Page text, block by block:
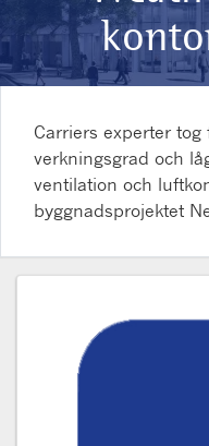
Carriers experter
verkningsgrad och
ventilation och
byggnadsprojektet